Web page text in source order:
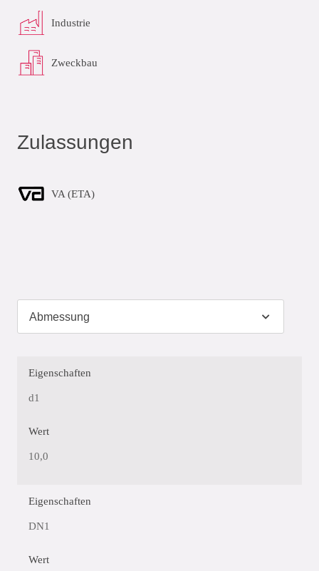
Industrie
Zweckbau
Zulassungen
VA (ETA)
Eigenschaften
d1
Wert
10,0
Eigenschaften
DN1
Wert